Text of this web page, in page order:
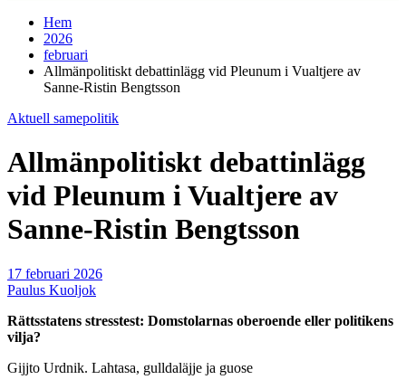
Hem
2026
februari
Allmänpolitiskt debattinlägg vid Pleunum i Vualtjere av
Sanne-Ristin Bengtsson
Aktuell samepolitik
Allmänpolitiskt debattinlägg
vid Pleunum i Vualtjere av
Sanne-Ristin Bengtsson
17 februari 2026
Paulus Kuoljok
Rättsstatens stresstest: Domstolarnas oberoende eller politikens
vilja?
Gijjto Urdnik. Lahtasa, gulldaläjje ja guose